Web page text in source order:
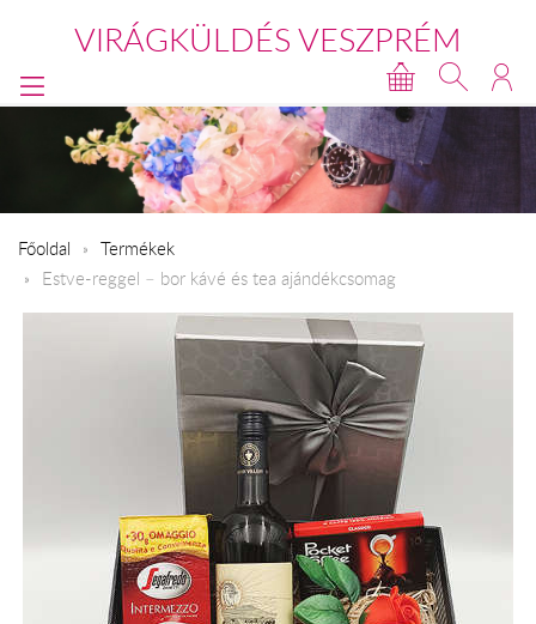
VIRÁGKÜLDÉS VESZPRÉM
Főoldal
Termékek
Estve-reggel – bor kávé és tea ajándékcsomag